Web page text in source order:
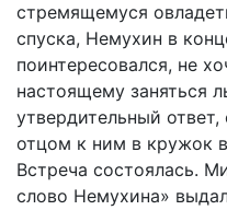
стремящемуся
спуска, Немухин в
поинтересовался, не
настоящему заняться
утвердительный
отцом к ним в кружок
Встреча состоялась.
слово Немухина»